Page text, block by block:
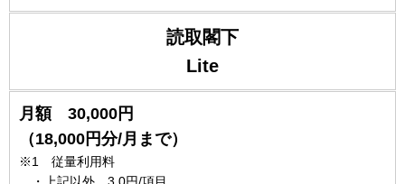
読取閣下
Lite
月額 30,000円
（18,000円分/月まで）
※1 従量利用料
・上記以外 3.0円/項目